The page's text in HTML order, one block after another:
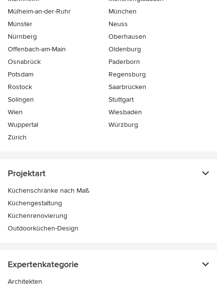
Mülheim-an-der-Ruhr
München
Münster
Neuss
Nürnberg
Oberhausen
Offenbach-am-Main
Oldenburg
Osnabrück
Paderborn
Potsdam
Regensburg
Rostock
Saarbrücken
Solingen
Stuttgart
Wien
Wiesbaden
Wuppertal
Würzburg
Zürich
Projektart
Küchenschränke nach Maß
Küchengestaltung
Küchenrenovierung
Outdoorküchen-Design
Expertenkategorie
Architekten